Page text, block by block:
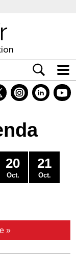
20
Oct.
21
Oct.
»